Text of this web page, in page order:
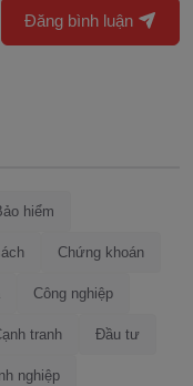
Đăng bình luận
hiểm
Chứng khoán
Công nghiệp
tranh Đầu tư
nghiệp